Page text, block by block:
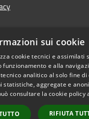
Copyright ©
Messina •
sui cookie
cookie tecnici e assimilati
funzionamento e alla
analitico al solo fine
statistiche, aggregate e
consultare la cookie policy
RIFIUTA